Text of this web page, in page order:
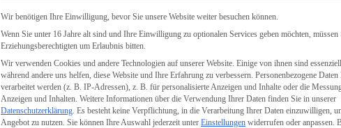
Wir benötigen Ihre Einwilligung, bevor Sie unsere Website weiter besuchen können.
Wenn Sie unter 16 Jahre alt sind und Ihre Einwilligung zu optionalen Services geben möchten, müssen
Erziehungsberechtigten um Erlaubnis bitten.
Wir verwenden Cookies und andere Technologien auf unserer Website. Einige von ihnen sind
während andere uns helfen, diese Website und Ihre Erfahrung zu verbessern. Personenbezogene Daten
verarbeitet werden (z. B. IP-Adressen), z. B. für personalisierte Anzeigen und Inhalte oder die
Anzeigen und Inhalten. Weitere Informationen über die Verwendung Ihrer Daten finden Sie in unserer
Datenschutzerklärung. Es besteht keine Verpflichtung, in die Verarbeitung Ihrer Daten einzuwilligen,
Angebot zu nutzen. Sie können Ihre Auswahl jederzeit unter Einstellungen widerrufen oder anpassen.